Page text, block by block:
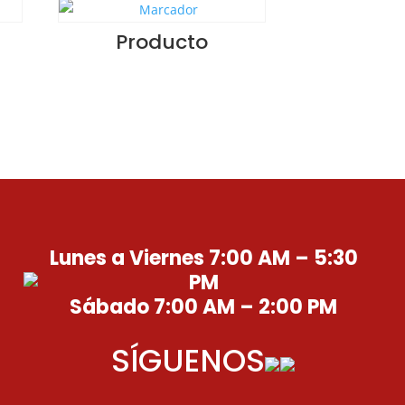
Producto
Lunes a Viernes 7:00 AM – 5:30
PM
Sábado 7:00 AM – 2:00 PM
SÍGUENOS